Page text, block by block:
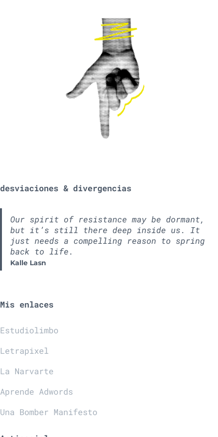
desviaciones & divergencias
Our spirit of resistance may be dormant,
but it’s still there deep inside us. It
just needs a compelling reason to spring
back to life.
Kalle Lasn
Mis enlaces
Estudiolimbo
Letrapixel
La Narvarte
Aprende Adwords
Una Bomber Manifesto